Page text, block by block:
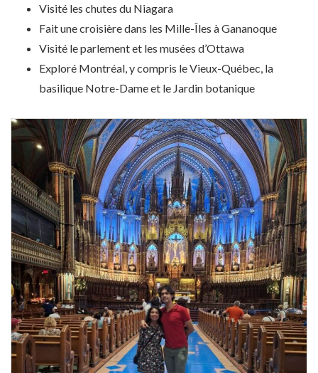
Visité les chutes du Niagara
Fait une croisière dans les Mille-Îles à Gananoque
Visité le parlement et les musées d’Ottawa
Exploré Montréal, y compris le Vieux-Québec, la
basilique Notre-Dame et le Jardin botanique